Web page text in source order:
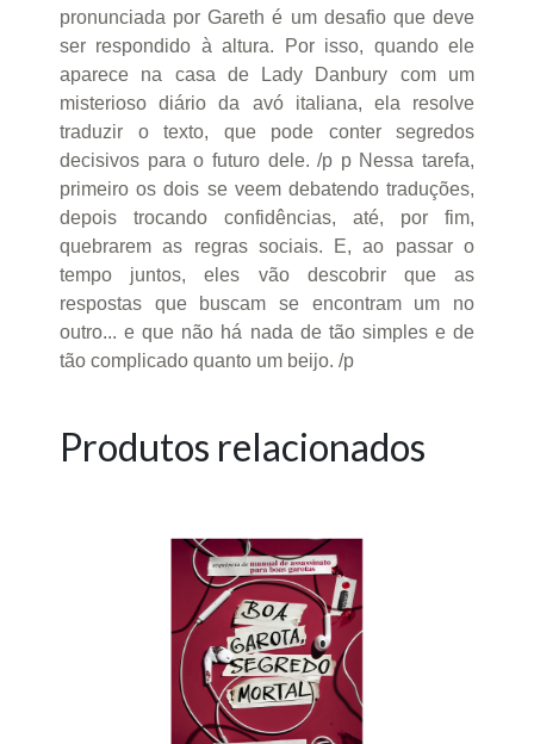
pronunciada por Gareth é um desafio que deve
ser respondido à altura. Por isso, quando ele
aparece na casa de Lady Danbury com um
misterioso diário da avó italiana, ela resolve
traduzir o texto, que pode conter segredos
decisivos para o futuro dele. /p p Nessa tarefa,
primeiro os dois se veem debatendo traduções,
depois trocando confidências, até, por fim,
quebrarem as regras sociais. E, ao passar o
tempo juntos, eles vão descobrir que as
respostas que buscam se encontram um no
outro... e que não há nada de tão simples e de
tão complicado quanto um beijo. /p
Produtos relacionados